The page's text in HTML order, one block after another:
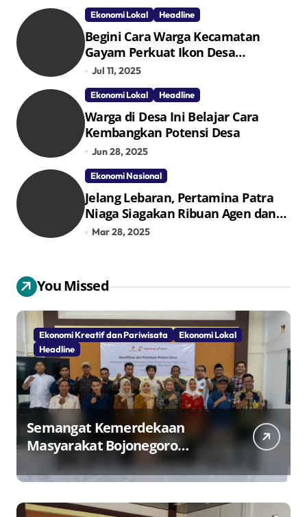
Ekonomi Lokal Headline
Begini Cara Warga Kecamatan
Gayam Perkuat Ikon Desa
Penggerak Ekonomi Lokal Melalui
TPID
Jul 11, 2025
Ekonomi Lokal Headline
Warga di Desa Ini Belajar Cara
Kembangkan Potensi Desa
Jun 28, 2025
Ekonomi Nasional
Jelang Lebaran, Pertamina Patra
Niaga Siagakan Ribuan Agen dan
Pangkalan LPG 3 Kg
Mar 28, 2025
You Missed
Ekonomi Kreatif dan Pariwisata
Ekonomi Lokal
Headline
Semangat Kemerdekaan
Masyarakat Bojonegoro
Bangun Desa Mandiri Ekonomi